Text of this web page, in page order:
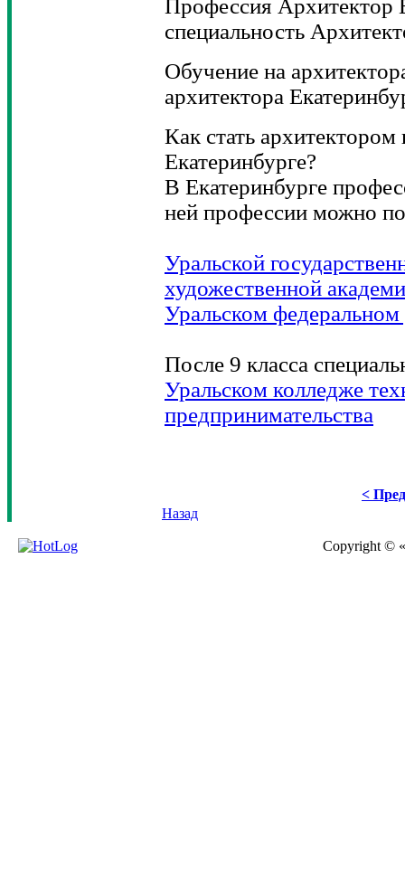
Профессия Архитектор
специальность
Обучение на
архитектора
Как стать архитектором
Екатеринбурге?
В Екатеринбурге
ней профессии можно
Уральской
художественной
Уральском федеральном
После 9 класса
Уральском колледже
предпринимательства
<
Назад
Copyright ©